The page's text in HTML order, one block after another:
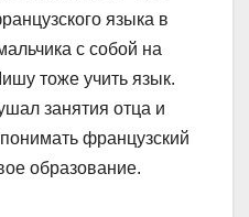
языка в
с собой на
тоже учить язык.
занятия отца и
французский
образование.